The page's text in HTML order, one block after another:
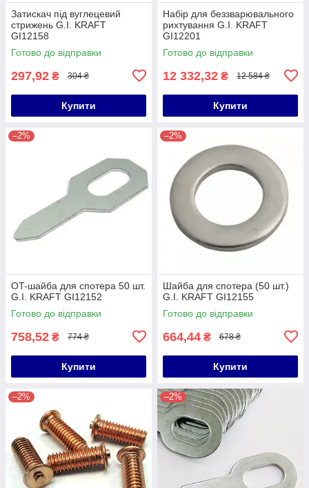
Затискач під вуглецевий
стрижень G.I. KRAFT
GI12158
Готово до відправки
297,92 ₴ 304 ₴
Купити
Набір для беззварювального
рихтування G.I. KRAFT
GI12201
Готово до відправки
12 332,32 ₴ 12 584 ₴
Купити
–2%
OT-шайба для спотера 50 шт.
G.I. KRAFT GI12152
Готово до відправки
758,52 ₴ 774 ₴
Купити
–2%
Шайба для спотера (50 шт.)
G.I. KRAFT GI12155
Готово до відправки
664,44 ₴ 678 ₴
Купити
–2% –2%